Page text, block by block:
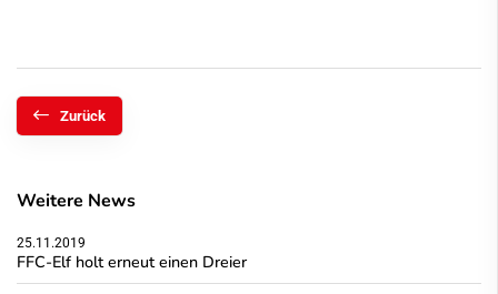
Zurück
Weitere News
25.11.2019
FFC-Elf holt erneut einen Dreier